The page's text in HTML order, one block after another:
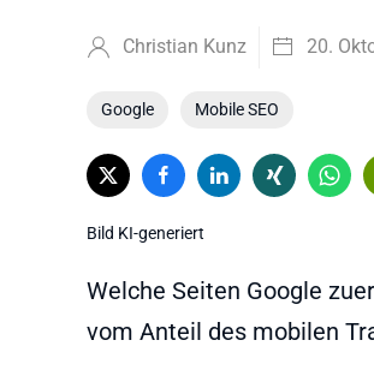
Christian Kunz 20.
Google Mobile SEO
Bild KI-generiert
Welche Seiten Google
vom Anteil des mobilen